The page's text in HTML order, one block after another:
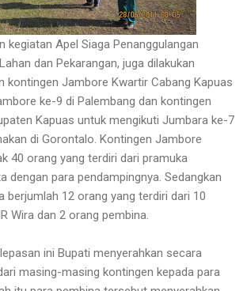
kegiatan Apel Siaga Penanggulangan
dan Pekarangan, juga dilakukan
kontingen Jambore Kwartir Cabang Kapuas
ke-9 di Palembang dan kontingen
Kapuas untuk mengikuti Jumbara ke-7
di Gorontalo. Kontingen Jambore
40 orang yang terdiri dari pramuka
dengan para pendampingnya. Sedangkan
berjumlah 12 orang yang terdiri dari 10
Wira dan 2 orang pembina.
ini Bupati menyerahkan secara
masing-masing kontingen kepada para